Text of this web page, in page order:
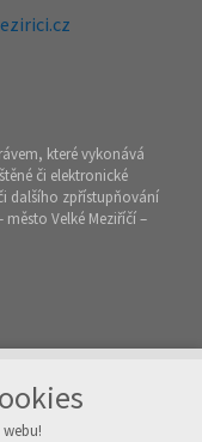
které vykonává
či elektronické
dalšího zpřístupňování
Velké Meziříčí –